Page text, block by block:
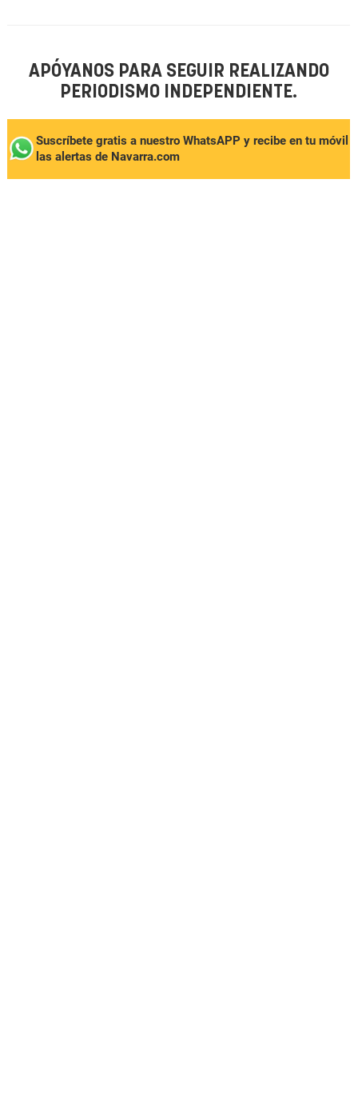
APÓYANOS PARA SEGUIR REALIZANDO
PERIODISMO INDEPENDIENTE.
Suscríbete gratis a nuestro WhatsAPP y recibe en tu móvil
las alertas de Navarra.com